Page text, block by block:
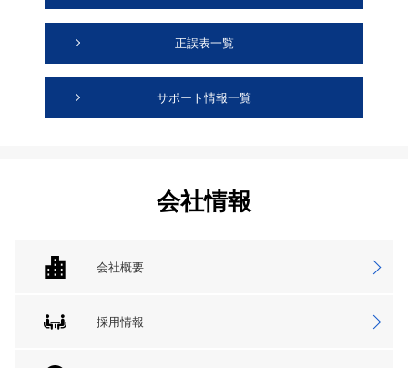
正誤表一覧
サポート情報一覧
会社情報
会社概要
採用情報